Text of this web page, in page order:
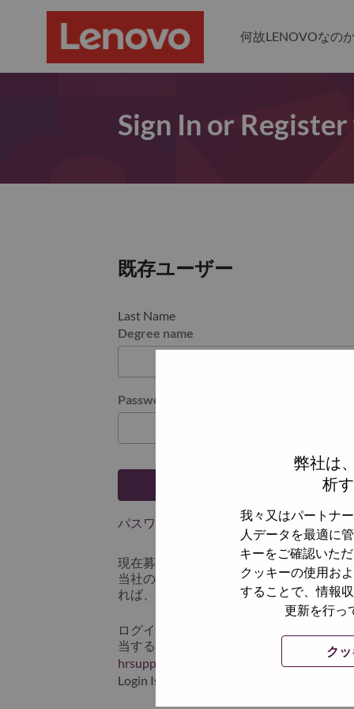
弊社は
析
我々又はパートナ
人データを最適に
キーをご確認いただ
クッキーの使用お
することで、情報
更新を行っ
ク
何故LENOVOなの
Sign In or
既存ユーザー
Last Name
Degree name
Password
パスワードを忘れましたか？
現在募集中の職種に最近応募しましたで
当社のシステムに保存されています。
れば、リセットしてログインできます。
ログインや新規ユーザーとしての登録時
当するスクリーンショットのデータを添
hrsupport@lenovo.com
までお問い合わ
Login Issue」と入れてください。内容を